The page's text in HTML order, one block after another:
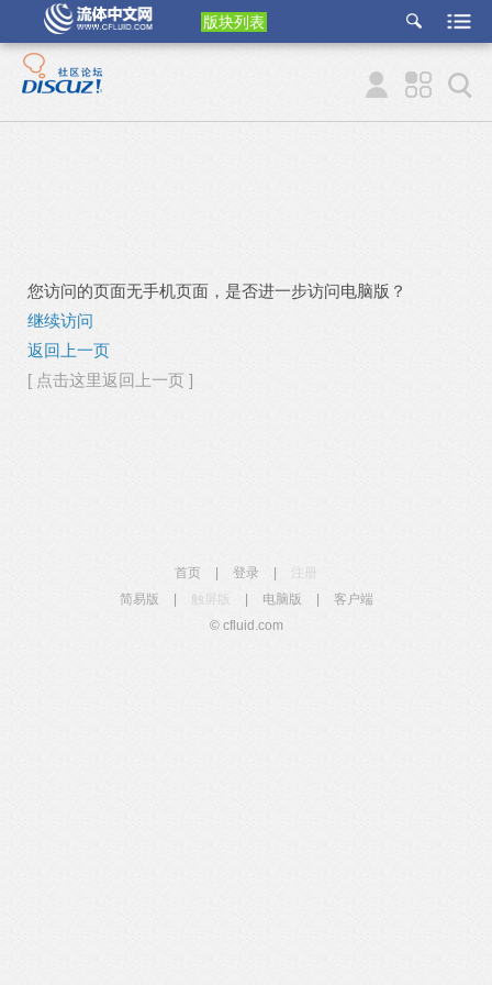
版块列表
etu
p
您访问的页面无手机页面，是否进一步访问电脑版？
继续访问
返回上一页
[ 点击这里返回上一页 ]
首页 登录
简易版
触屏版 电脑版
客户端
© cfluid.com